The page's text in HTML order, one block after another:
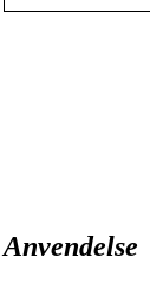
Anvendelse